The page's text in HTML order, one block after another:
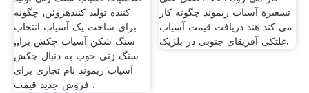
کننده تولید کنندهژوئن, چگونه
برای ساخت یک آسیاب انتخاب
سنگ شکن آسیاب چکش برا,,
سنگ زنی خوب به دنبال چکش
آسیاب ریموند نام تجاری برای
فروش جدید قیمت .
تسعيرة آسیاب ریموند چگونه کار
می کند هند دریافت قیمت آسیاب
غلتکی آفریقای جنوبی در بلژیک.